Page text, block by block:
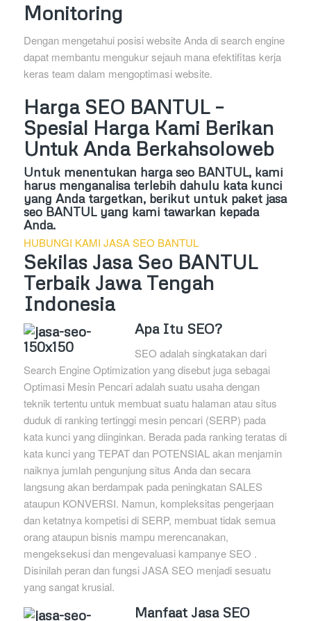
Monitoring
Dengan mengetahui posisi website Anda di search engine
dapat membantu mengukur sejauh mana efektifitas kerja
keras team dalam mengoptimasi website.
Harga SEO BANTUL –
Spesial Harga Kami Berikan
Untuk Anda Berkahsoloweb
Untuk menentukan harga seo BANTUL, kami
harus menganalisa terlebih dahulu kata kunci
yang Anda targetkan, berikut untuk paket jasa
seo BANTUL yang kami tawarkan kepada
Anda.
HUBUNGI KAMI JASA SEO BANTUL
Sekilas Jasa Seo BANTUL
Terbaik Jawa Tengah
Indonesia
Apa Itu SEO?
SEO adalah singkatakan dari
Search Engine Optimization yang disebut juga sebagai
Optimasi Mesin Pencari adalah suatu usaha dengan
teknik tertentu untuk membuat suatu halaman atau situs
duduk di ranking tertinggi mesin pencari (SERP) pada
kata kunci yang diinginkan. Berada pada ranking teratas di
kata kunci yang TEPAT dan POTENSIAL akan menjamin
naiknya jumlah pengunjung situs Anda dan secara
langsung akan berdampak pada peningkatan SALES
ataupun KONVERSI. Namun, kompleksitas pengerjaan
dan ketatnya kompetisi di SERP, membuat tidak semua
orang ataupun bisnis mampu merencanakan,
mengeksekusi dan mengevaluasi kampanye SEO .
Disinilah peran dan fungsi JASA SEO menjadi sesuatu
yang sangat krusial.
Manfaat Jasa SEO